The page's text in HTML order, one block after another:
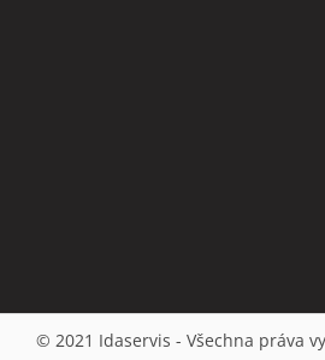
© 2021 Idaservis - Všechna práva